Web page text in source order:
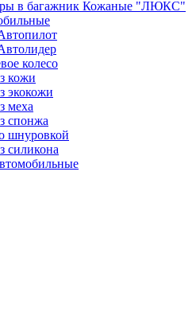
в багажник Кожаные "ЛЮКС"
колесо
кожи
экокожи
меха
спонжа
шнуровкой
силикона